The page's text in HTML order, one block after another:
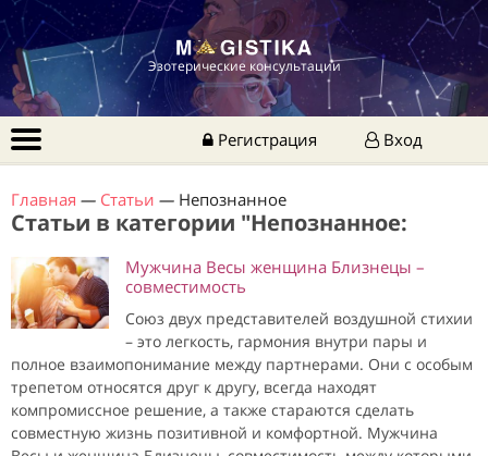
Эзотерические консультации
Регистрация Вход
Главная — Статьи — Непознанное
Статьи в категории "Непознанное:
Мужчина Весы женщина Близнецы –
совместимость
Союз двух представителей воздушной стихии
– это легкость, гармония внутри пары и
полное взаимопонимание между партнерами. Они с особым
трепетом относятся друг к другу, всегда находят
компромиссное решение, а также стараются сделать
совместную жизнь позитивной и комфортной. Мужчина